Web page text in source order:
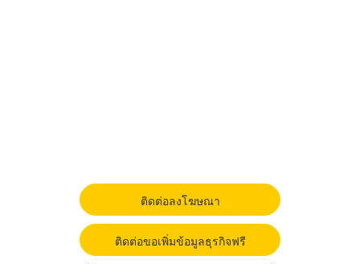
ติดต่อลงโฆษณา
ติดต่อขอเพิ่มข้อมูลธุรกิจฟรี